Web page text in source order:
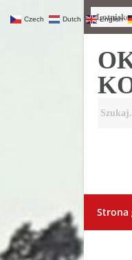
Lotnisko
Strona
Czech Dutch English